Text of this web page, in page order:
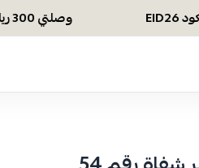
وصلتي 300 ريال؟ اختاري هديتك :🏍 شحن مجاني بكود N28 أو 💸خصم بكود EID26